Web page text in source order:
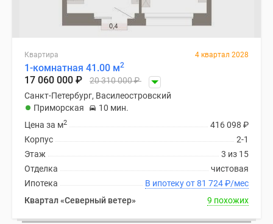
Квартира 4 квартал 2028
1-комнатная 41.00 м2
17 060 000 ₽ 20 310 000₽
Санкт-Петербург, Василеостровский
Приморская
10 мин.
416 098 ₽
Цена за м2
2-1
Корпус
3 из 15
Этаж
чистовая
Отделка
В ипотеку от 81 724₽/мес
Ипотека
Квартал «Северный ветер»
9 похожих